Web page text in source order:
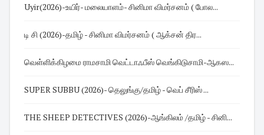
Uyir(2026)-உயிர்- மலையாளம்- சினிமா விமர்சனம் ( போல...
டி சி (2026)-தமிழ் - சினிமா விமர்சனம் ( ஆக்சன் திர...
வெள்ளிக்கிழமை ராமசாமி வெட்டாஃபீஸ் வெங்கிடுசாமி-ஆகஸ...
SUPER SUBBU (2026)- தெலுங்கு/தமிழ் - வெப் சீரிஸ் ...
THE SHEEP DETECTIVES (2026)-ஆங்கிலம் /தமிழ் - சினி...